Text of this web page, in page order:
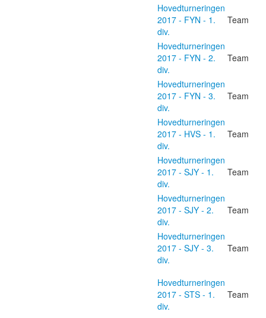
Hovedturneringen
2017 - FYN - 1.
div.
Team
Hovedturneringen
2017 - FYN - 2.
div.
Team
Hovedturneringen
2017 - FYN - 3.
div.
Team
Hovedturneringen
2017 - HVS - 1.
div.
Team
Hovedturneringen
2017 - SJY - 1.
div.
Team
Hovedturneringen
2017 - SJY - 2.
div.
Team
Hovedturneringen
2017 - SJY - 3.
div.
Team
Hovedturneringen
2017 - STS - 1.
div.
Team